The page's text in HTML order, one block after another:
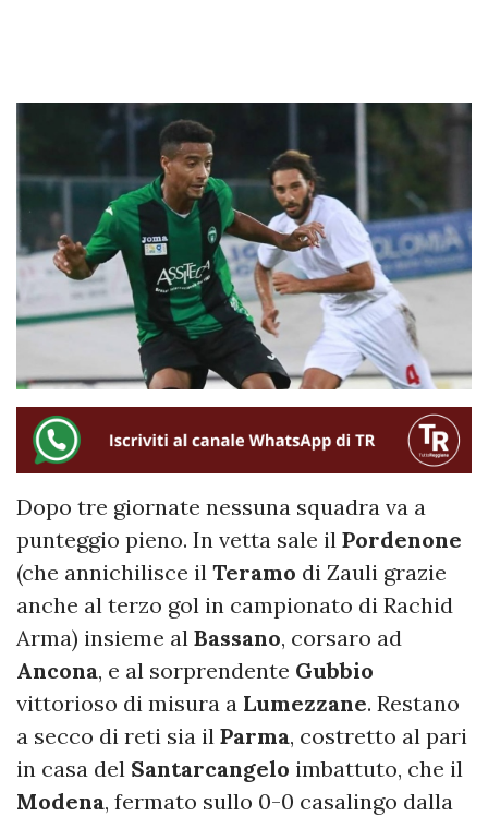
Dopo tre giornate nessuna squadra va a
punteggio pieno. In vetta sale il Pordenone
(che annichilisce il Teramo di Zauli grazie
anche al terzo gol in campionato di Rachid
Arma) insieme al Bassano, corsaro ad
Ancona, e al sorprendente Gubbio
vittorioso di misura a Lumezzane. Restano
a secco di reti sia il Parma, costretto al pari
in casa del Santarcangelo imbattuto, che il
Modena, fermato sullo 0-0 casalingo dalla